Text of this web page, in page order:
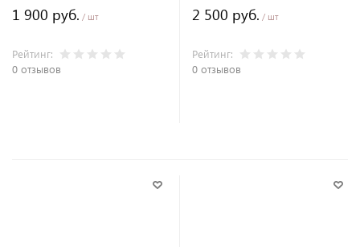
1 900 руб. / шт
Рейтинг:
0 отзывов
2 500 руб. / шт
Рейтинг:
0 отзывов